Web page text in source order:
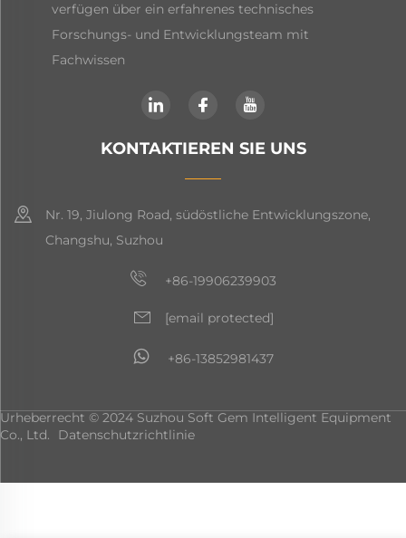
verfügen über ein erfahrenes technisches
Forschungs- und Entwicklungsteam mit
Fachwissen
KONTAKTIEREN SIE UNS
Nr. 19, Jiulong Road, südöstliche Entwicklungszone,
Changshu, Suzhou
+86-19906239903
[email protected]
+86-13852981437
Urheberrecht © 2024 Suzhou Soft Gem Intelligent Equipment
Co., Ltd.
Datenschutzrichtlinie